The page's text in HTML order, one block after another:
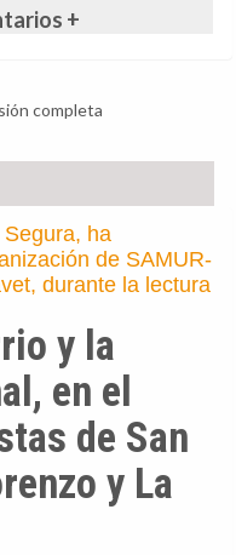
+
completa
ha
de SAMUR-
durante la lectura
y la
en el
de San
y La